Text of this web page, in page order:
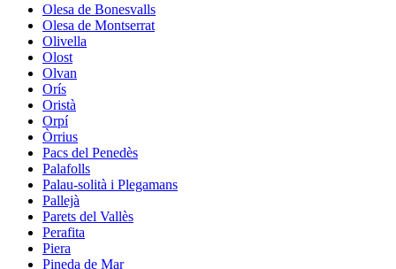
Olesa de Bonesvalls
Olesa de Montserrat
Olivella
Olost
Olvan
Orís
Oristà
Orpí
Òrrius
Pacs del Penedès
Palafolls
Palau-solità i Plegamans
Pallejà
Parets del Vallès
Perafita
Piera
Pineda de Mar